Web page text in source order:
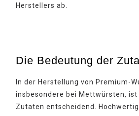
Herstellers ab.
Die Bedeutung der
In der Herstellung von Premium-
insbesondere bei Mettwürsten,
Zutaten entscheidend.